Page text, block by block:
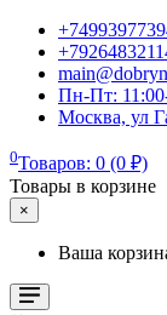
Пн-Пт:
Москва, ул
0Товаров: 0 (0 ₽)
Товары в корзине
×
Ваша